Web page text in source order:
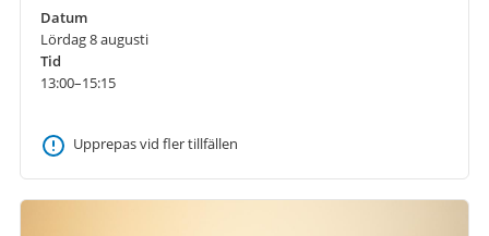
Datum
Lördag 8 augusti
Tid
13:00–15:15
Upprepas vid fler tillfällen